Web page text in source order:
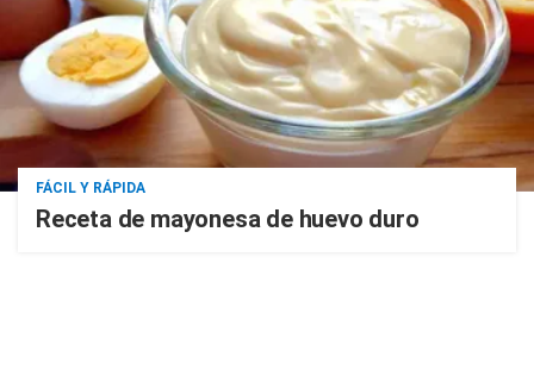
FÁCIL Y RÁPIDA
Receta de mayonesa de huevo duro